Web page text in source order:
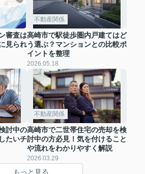
審査は
見られ
不動産関係
高崎市で駅徒歩圏内戸建てはど
う選ぶ？マンションとの比較ポ
イントを整理
2026.05.18
討中の
たいチ
不動産関係
高崎市で二世帯住宅の売却を検
討中の方必見！気を付けること
や流れをわかりやすく解説
2026.03.29
もっと見る